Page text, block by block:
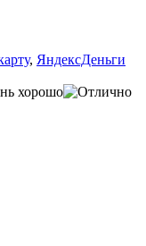
, ЯндексДеньги